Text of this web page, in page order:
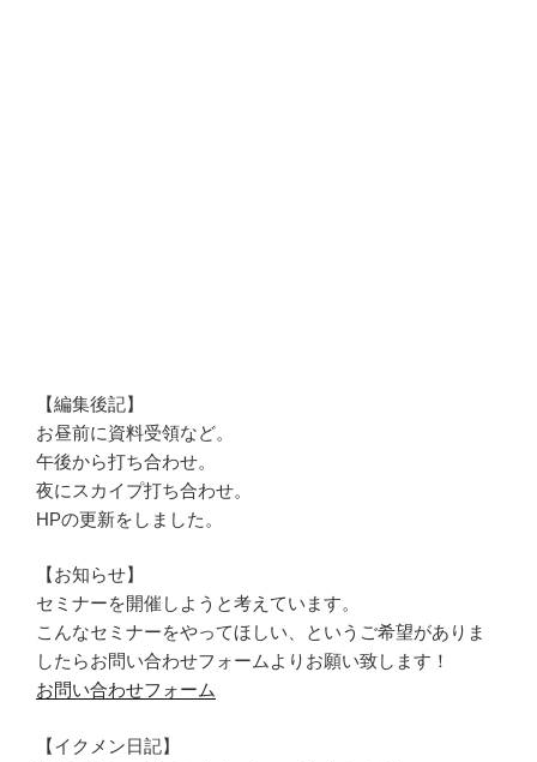
【編集後記】
お昼前に資料受領など。
午後から打ち合わせ。
夜にスカイプ打ち合わせ。
HPの更新をしました。
【お知らせ】
セミナーを開催しようと考えています。
こんなセミナーをやってほしい、というご希望がありま
したらお問い合わせフォームよりお願い致します！
お問い合わせフォーム
【イクメン日記】